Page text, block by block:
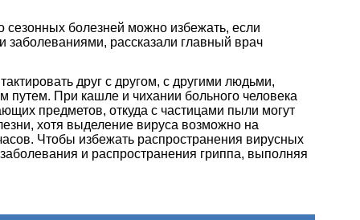
сезонных болезней можно избежать, если
рассказали главный врач
друг с другом, с другими людьми,
путем. При кашле и чихании больного человека
предметов, откуда с частицами пыли могут
хотя выделение вируса возможно на
Чтобы избежать распространения вирусных
и распространения гриппа, выполняя